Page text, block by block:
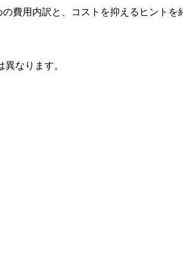
費用内訳と、コストを抑えるヒントを
なります。